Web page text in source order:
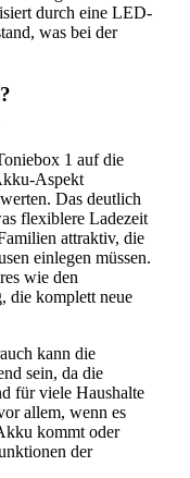
durch eine LED-
was bei der
1 auf die
Aspekt
Das deutlich
flexiblere Ladezeit
attraktiv, die
einlegen müssen.
wie den
die komplett neue
kann die
sein, da die
für viele Haushalte
allem, wenn es
kommt oder
der